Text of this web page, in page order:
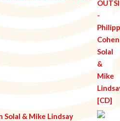
Solal & Mike Lindsay